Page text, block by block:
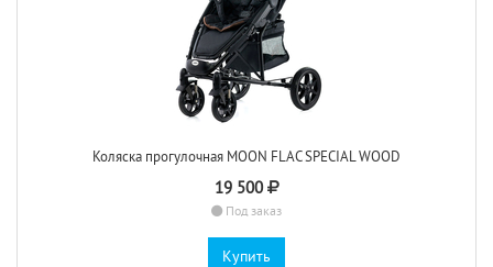
Коляска прогулочная MOON FLAC SPECIAL WOOD
19 500
Под заказ
Купить